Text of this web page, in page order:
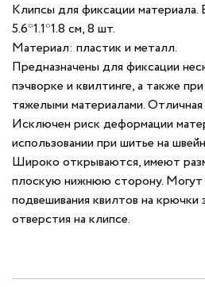
Клипсы для фиксации материала.
5.6*1.1*1.8 см, 8 шт.
Материал: пластик и металл.
Предназначены для фиксации
пэчворке и квилтинге, а также
тяжелыми материалами. Отличная
Исключен риск деформации
использовании при шитье на
Широко открываются, имеют
плоскую нижнюю сторону. Могут
подвешивания квилтов на крючки
отверстия на клипсе.